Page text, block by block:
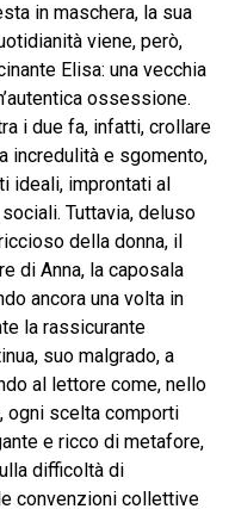
in maschera, la sua
viene, però,
Elisa: una vecchia
ossessione.
i due fa, infatti, crollare
incredulità e sgomento,
ideali, improntati al
Tuttavia, deluso
della donna, il
di Anna, la caposala
ancora una volta in
la rassicurante
suo malgrado, a
al lettore come, nello
ogni scelta comporti
e ricco di metafore,
difficoltà di
convenzioni collettive